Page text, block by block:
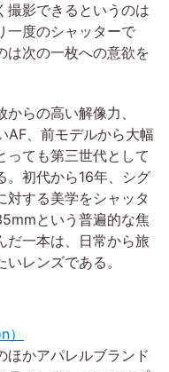
撮影できるというのは
一度のシャッターで
は次の一枚への意欲を
らの高い解像力、
AF、前モデルから大幅
っても第三世代として
。初代から16年、シグ
対する美学をシャッタ
という普遍的な焦
だ一本は、日常から旅
レンズである。
ほかアパレルブランド